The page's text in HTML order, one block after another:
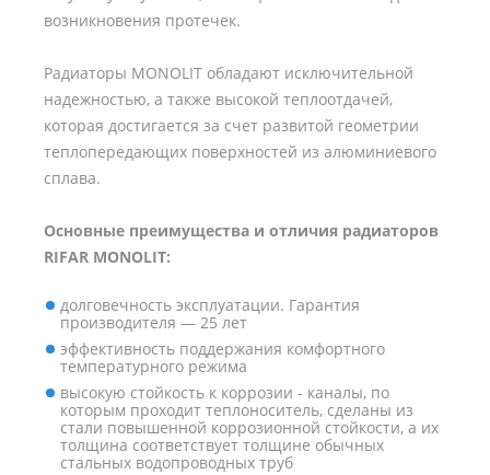
возникновения протечек.
Радиаторы MONOLIT обладают исключительной
надежностью, а также высокой теплоотдачей,
которая достигается за счет развитой геометрии
теплопередающих поверхностей из алюминиевого
сплава.
Основные преимущества и отличия радиаторов
RIFAR MONOLIT:
долговечность эксплуатации. Гарантия
производителя — 25 лет
эффективность поддержания комфортного
температурного режима
высокую стойкость к коррозии - каналы, по
которым проходит теплоноситель, сделаны из
стали повышенной коррозионной стойкости, а их
толщина соответствует толщине обычных
стальных водопроводных труб